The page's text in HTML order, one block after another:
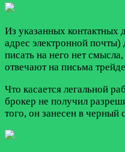
Из указанных контактных
адрес электронной почты)
писать на него нет
отвечают на письма
Что касается легальной
брокер не получил
того, он занесен в